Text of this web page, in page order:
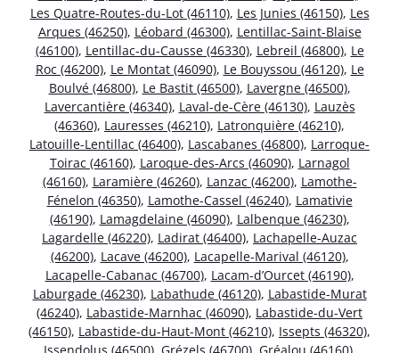
Les Quatre-Routes-du-Lot (46110), Les Junies (46150), Les
Arques (46250), Léobard (46300), Lentillac-Saint-Blaise
(46100), Lentillac-du-Causse (46330), Lebreil (46800), Le
Roc (46200), Le Montat (46090), Le Bouyssou (46120), Le
Boulvé (46800), Le Bastit (46500), Lavergne (46500),
Lavercantière (46340), Laval-de-Cère (46130), Lauzès
(46360), Lauresses (46210), Latronquière (46210),
Latouille-Lentillac (46400), Lascabanes (46800), Larroque-
Toirac (46160), Laroque-des-Arcs (46090), Larnagol
(46160), Laramière (46260), Lanzac (46200), Lamothe-
Fénelon (46350), Lamothe-Cassel (46240), Lamativie
(46190), Lamagdelaine (46090), Lalbenque (46230),
Lagardelle (46220), Ladirat (46400), Lachapelle-Auzac
(46200), Lacave (46200), Lacapelle-Marival (46120),
Lacapelle-Cabanac (46700), Lacam-d’Ourcet (46190),
Laburgade (46230), Labathude (46120), Labastide-Murat
(46240), Labastide-Marnhac (46090), Labastide-du-Vert
(46150), Labastide-du-Haut-Mont (46210), Issepts (46320),